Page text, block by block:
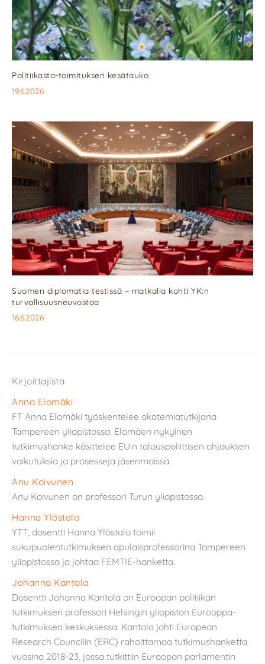
Politiikasta-toimituksen kesätauko
19.6.2026
Suomen diplomatia testissä – matkalla kohti YK:n
turvallisuusneuvostoa
16.6.2026
Kirjoittajista
Anna Elomäki
FT Anna Elomäki työskentelee akatemiatutkijana
Tampereen yliopistossa. Elomäen nykyinen
tutkimushanke käsittelee EU:n talouspoliittisen ohjauksen
vaikutuksia ja prosesseja jäsenmaissa.
Anu Koivunen
Anu Koivunen on professori Turun yliopistossa.
Hanna Ylöstalo
YTT, dosentti Hanna Ylöstalo toimii
sukupuolentutkimuksen apulaisprofessorina Tampereen
yliopistossa ja johtaa FEMTIE-hanketta.
Johanna Kantola
Dosentti Johanna Kantola on Euroopan politiikan
tutkimuksen professori Helsingin yliopiston Eurooppa-
tutkimuksen keskuksessa. Kantola johti European
Research Councilin (ERC) rahoittamaa tutkimushanketta
vuosina 2018-23, jossa tutkittiin Euroopan parlamentin